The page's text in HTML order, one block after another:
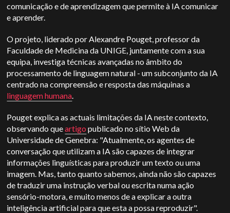
comunicação e de aprendizagem que permite à IA comunicar
e aprender.
O projeto, liderado por Alexandre Pouget, professor da
Faculdade de Medicina da UNIGE, juntamente com a sua
equipa, investiga técnicas avançadas no âmbito do
processamento de linguagem natural - um subconjunto da IA
centrado na compreensão e resposta das máquinas a
linguagem humana.
Pouget explica as actuais limitações da IA neste contexto,
observando queartigo publicado no sítio Web da
Universidade de Genebra: "Atualmente, os agentes de
conversação que utilizam a IA são capazes de integrar
informações linguísticas para produzir um texto ou uma
imagem. Mas, tanto quanto sabemos, ainda não são capazes
de traduzir uma instrução verbal ou escrita numa ação
sensório-motora, e muito menos de a explicar a outra
inteligência artificial para que esta a possa reproduzir".